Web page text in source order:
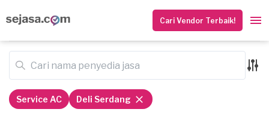
Cari Vendor Terbaik!
Service AC Deli Serdang